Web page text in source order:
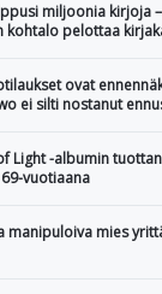
miljoonia kirjoja
kohtalo pelottaa
ovat
ei silti nostanut
Light -albumin
vuotiaana
manipuloiva mies